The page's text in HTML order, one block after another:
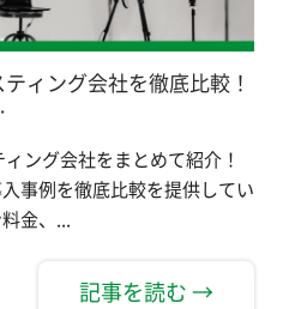
ィング会社を徹底比較！
ング会社をまとめて紹介！
事例を徹底比較を提供してい
金、...
記事を読む →